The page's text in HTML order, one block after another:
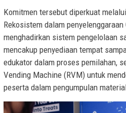
Komitmen tersebut diperkuat
Rekosistem dalam penyelenggaraan
menghadirkan sistem pengelolaan
mencakup penyediaan tempat
edukator dalam proses pemilahan,
Vending Machine (RVM) untuk
peserta dalam pengumpulan